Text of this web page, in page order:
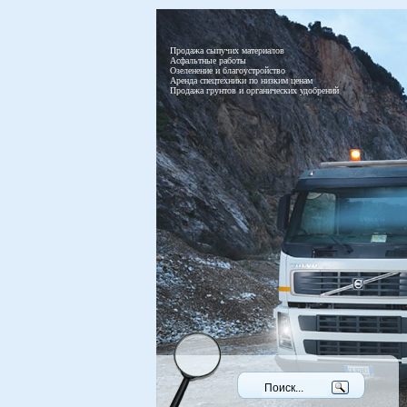
Продажа сыпучих материалов
Асфальтные работы
Озеленение и благоустройство
Аренда спецтехники по низким ценам
Продажа грунтов и органических удобрений